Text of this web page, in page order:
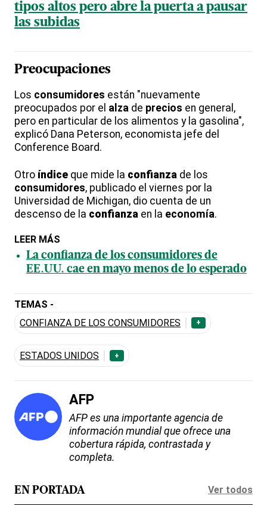
tipos altos pero abre la puerta a pausar
las subidas
Preocupaciones
Los consumidores están "nuevamente
preocupados por el alza de precios en general,
pero en particular de los alimentos y la gasolina",
explicó Dana Peterson, economista jefe del
Conference Board.
Otro índice que mide la confianza de los
consumidores, publicado el viernes por la
Universidad de Michigan, dio cuenta de un
descenso de la confianza en la economía.
LEER MÁS
La confianza de los consumidores de
EE.UU. cae en mayo menos de lo esperado
TEMAS -
CONFIANZA DE LOS CONSUMIDORES
+
ESTADOS UNIDOS +
AFP
AFP es una importante agencia de
información mundial que ofrece una
cobertura rápida, contrastada y
completa.
EN PORTADA Ver todos